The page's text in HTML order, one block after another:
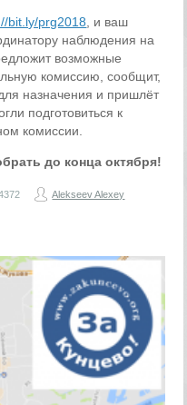
bit.ly/prg2018 , и ваш
наблюдения на
возможные
комиссию, сообщит,
назначения и пришлёт
подготовиться к
комиссии.
до конца октября!
Alekseev Alexey